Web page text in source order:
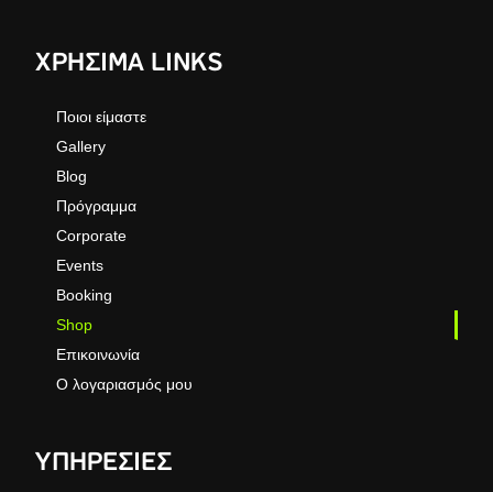
ΧΡΗΣΙΜΑ LINKS
Ποιοι είμαστε
Gallery
Blog
Πρόγραμμα
Corporate
Events
Booking
Shop
Επικοινωνία
Ο λογαριασμός μου
ΥΠΗΡΕΣΙΕΣ